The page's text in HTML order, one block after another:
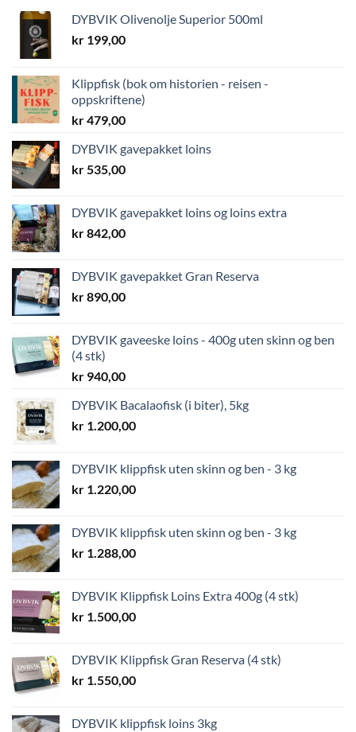
DYBVIK Olivenolje Superior 500ml
kr 199,00
Klippfisk (bok om historien - reisen -
oppskriftene)
kr479,00
DYBVIK gavepakket loins
kr535,00
DYBVIK gavepakket loins og loins extra
kr842,00
DYBVIK gavepakket Gran Reserva
kr890,00
DYBVIK gaveeske loins - 400g uten skinn og ben
(4 stk)
kr 940,00
DYBVIK Bacalaofisk (i biter), 5kg
kr 1.200,00
DYBVIK klippfisk uten skinn og ben - 3 kg
kr 1.220,00
DYBVIK klippfisk uten skinn og ben - 3 kg
kr 1.288,00
DYBVIK Klippfisk Loins Extra 400g (4 stk)
kr 1.500,00
DYBVIK Klippfisk Gran Reserva (4 stk)
kr 1.550,00
DYBVIK klippfisk loins 3kg